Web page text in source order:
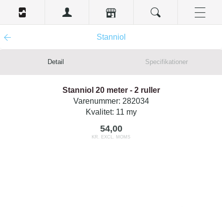
Stanniol
Detail Specifikationer
Stanniol 20 meter - 2 ruller
Varenummer: 282034
Kvalitet: 11 my
54,00
KR. EXCL. MOMS